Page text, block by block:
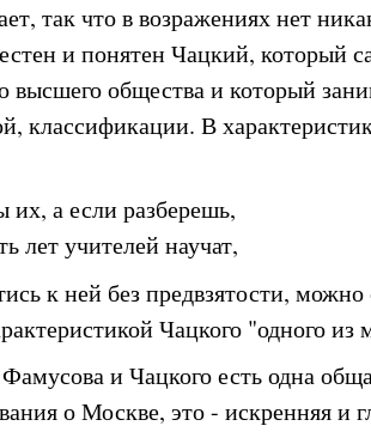
так что в возражениях нет
и понятен Чацкий, который
высшего общества и который
классификации. В
а если разберешь,
лет учителей научат,
к ней без предвзятости,
Чацкого "одного
и Чацкого есть одна
о Москве, это - искренняя и